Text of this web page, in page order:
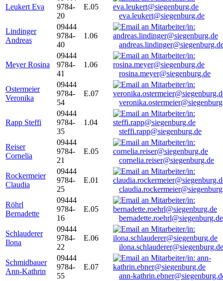
Leukert Eva
9784-
20
E.05
eva.leukert@siegenburg.de
Lindinger
Andreas
09444
9784-
40
1.06
Meyer Rosina
09444
9784-
41
1.06
rosina.meyer@siegenburg.de
Ostermeier
Veronika
09444
9784-
54
E.07
Rapp Steffi
09444
9784-
35
1.04
steffi.rapp@siegenburg.de
Reiser
Cornelia
09444
9784-
21
E.05
cornelia.reiser@siegenburg.de
Rockermeier
Claudia
09444
9784-
25
E.01
Röhrl
Bernadette
09444
9784-
16
E.05
bernadette.roehrl@siegenburg.de
Schlauderer
Ilona
09444
9784-
22
E.06
ilona.schlauderer@siegenburg.de
Schmidbauer
Ann-Kathrin
09444
9784-
55
E.07
ann-